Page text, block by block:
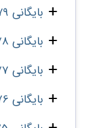
بایگانی 1379
بایگانی 1378
بایگانی 1377
بایگانی 1376